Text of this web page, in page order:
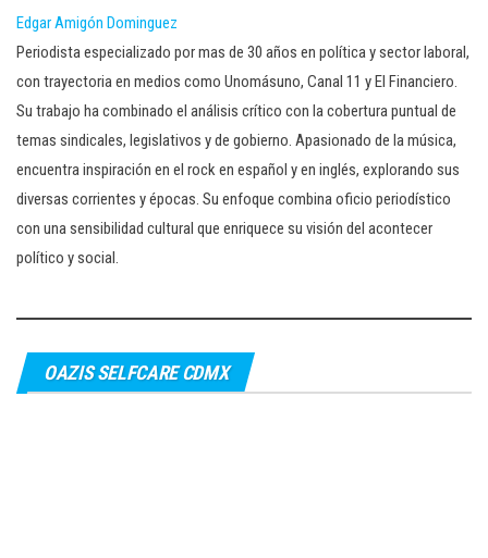
Edgar Amigón Dominguez
Periodista especializado por mas de 30 años en política y sector laboral,
con trayectoria en medios como Unomásuno, Canal 11 y El Financiero.
Su trabajo ha combinado el análisis crítico con la cobertura puntual de
temas sindicales, legislativos y de gobierno. Apasionado de la música,
encuentra inspiración en el rock en español y en inglés, explorando sus
diversas corrientes y épocas. Su enfoque combina oficio periodístico
con una sensibilidad cultural que enriquece su visión del acontecer
político y social.
OAZIS SELFCARE CDMX